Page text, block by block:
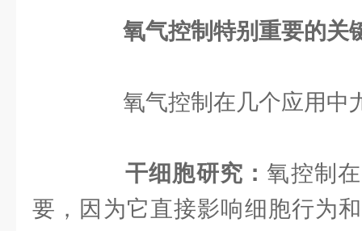
氧气控制特别重要的关
氧气控制在几个应用中
干细胞研究：氧控制
要，因为它直接影响细胞行为